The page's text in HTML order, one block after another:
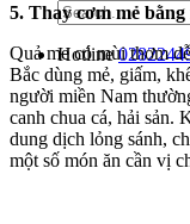
Hotline
5. Thay cơm mẻ bằng
Quả me có mùi thơm
Bắc dùng mẻ, giấm,
người miền Nam
canh chua cá, hải sản.
dung dịch lỏng sánh,
một số món ăn cần vị